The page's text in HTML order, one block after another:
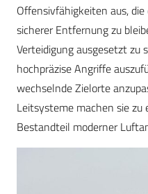
Offensivfähigkeiten aus,
sicherer Entfernung zu
Verteidigung ausgesetzt zu
hochpräzise Angriffe
wechselnde Zielorte
Leitsysteme machen sie
Bestandteil moderner